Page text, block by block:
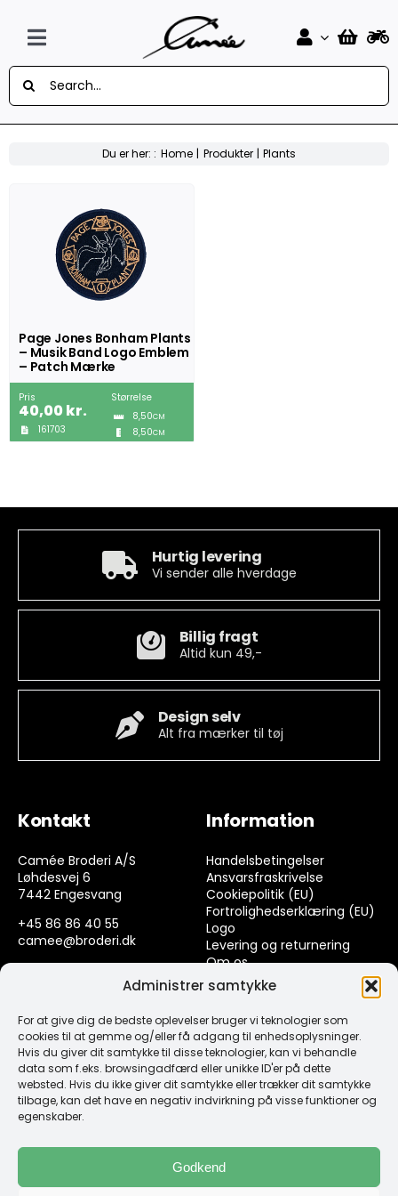
Administrer samtykke
For at give dig de bedste oplevelser bruger vi teknologier som
cookies til at gemme og/eller få adgang til enhedsoplysninger.
Hvis du giver dit samtykke til disse teknologier, kan vi behandle
data som f.eks. browsingadfærd eller unikke ID'er på dette
websted. Hvis du ikke giver dit samtykke eller trækker dit samtykke
tilbage, kan det have en negativ indvirkning på visse funktioner og
egenskaber.
Godkend
contentToggle
Navigation
Forside
Design Selv Mærker
Musik
Sport
Tobak
Andre Mærker
Tøj & Andre Varer
Søg
efter:
Du er her: : Home Produkter Plants
Page Jones Bonham Plants
– Musik Band Logo Emblem
– Patch Mærke
Pris
40,00kr.
161703
Størrelse
8,50CM
8,50CM
Hurtig levering
Vi sender alle hverdage
Billig fragt
Altid kun 49,-
Design selv
Alt fra mærker til tøj
Kontakt
Camée Broderi A/S
Løhdesvej 6
7442 Engesvang
+45 86 86 40 55
camee@broderi.dk
Information
Handelsbetingelser
Ansvarsfraskrivelse
Cookiepolitik (EU)
Fortrolighedserklæring (EU)
Logo
Levering og returnering
Om os
Kontakt
Links
Spørgsmål & Svar
Tråd
Design selv guide
Konto
Log ind